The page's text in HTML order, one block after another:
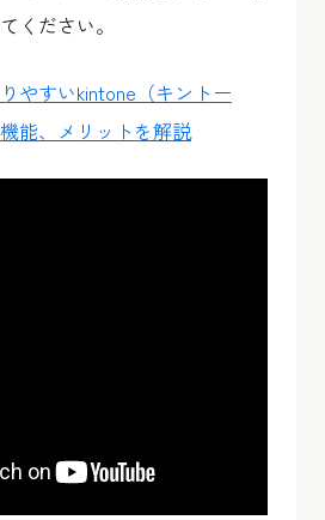
ください。
やすいkintone（キントー
能、メリットを解説